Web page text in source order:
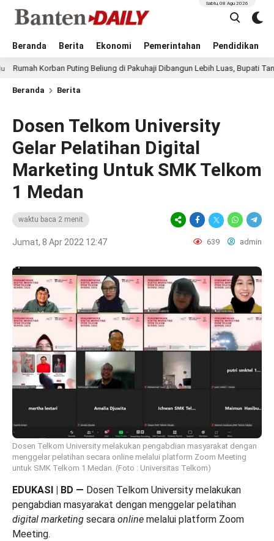
Beranda Berita Ekonomi Pemerintahan Pendidikan
Sabtu, 08 Agu 2026
Korban Puting Beliung di Pakuhaji Dibangun Lebih Luas, Bupati Tangerang:
Beranda Berita
Dosen Telkom University
Gelar Pelatihan Digital
Marketing Untuk SMK Telkom
1 Medan
waktu baca 2 menit
Jumat, 8 Apr 2022 12:47 639 admin
Dosen Telkom University melakukan pengabdian masyarakat dengan
menggelar pelatihan secara online melalui platform Zoom Meeting
untuk SMK Telkom 1 Medan. (Foto : Universitas Telkom)
EDUKASI | BD — Dosen Telkom University melakukan
pengabdian masyarakat dengan menggelar pelatihan
digital marketing secara online melalui platform Zoom
Meeting.